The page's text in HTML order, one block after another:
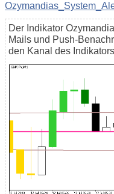
Der Indikator
Mails und Push-
den Kanal des